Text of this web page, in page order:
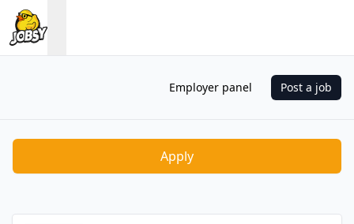
Employer panel Post a job
Apply